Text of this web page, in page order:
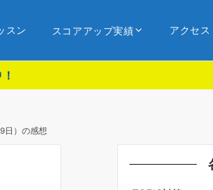
スン スコアアップ実績 アクセス
日）の感想